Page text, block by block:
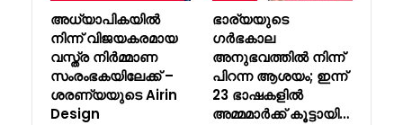
അധ്യാപികയിൽ
നിന്ന് വിജയകരമായ
വസ്ത്ര നിർമ്മാണ
സംരംഭകയിലേക്ക് –
ശരണ്യയുടെ Airin
Design
ഭാര്യയുടെ
ഗർഭകാല
അനുഭവത്തിൽ നിന്ന്
പിറന്ന ആശയം; ഇന്ന്
23 ഭാഷകളിൽ
അമ്മമാർക്ക് കൂട്ടായി…